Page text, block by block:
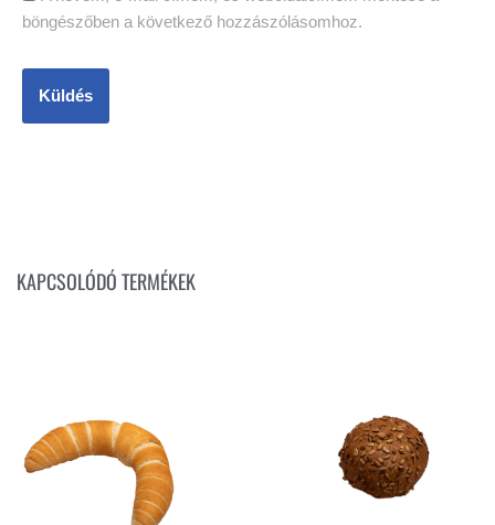
böngészőben a következő hozzászólásomhoz.
KAPCSOLÓDÓ TERMÉKEK